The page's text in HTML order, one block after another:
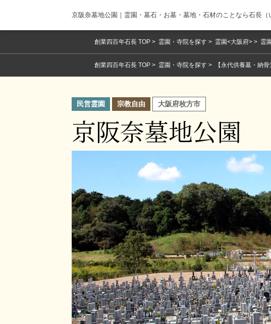
京阪奈墓地公園｜霊園・墓石・お墓・墓地・石材のことなら石長（
創業四百年石長 TOP 霊園・寺院を探す 霊園<大阪府> 霊
創業四百年石長 TOP 霊園・寺院を探す 【永代供養墓・納骨
民営霊園 宗教自由 大阪府枚方市
京阪奈墓地公園